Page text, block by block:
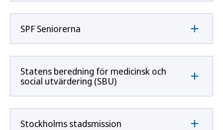
SPF Seniorerna
Statens beredning för medicinsk och
social utvärdering (SBU)
Stockholms stadsmission